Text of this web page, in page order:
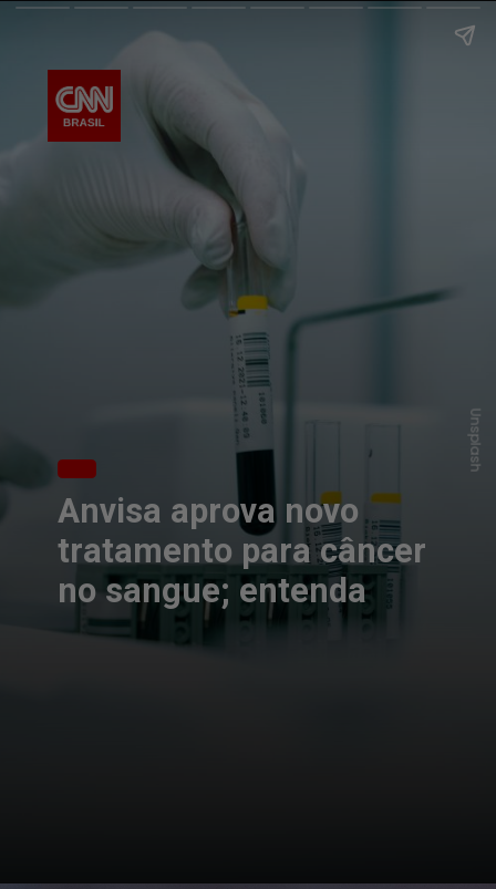
Anvisa aprova novo
tratamento para câncer
no sangue; entenda
Unsplash